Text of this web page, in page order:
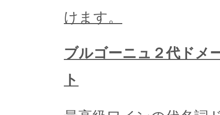
けます。
ブルゴーニュ２代ドメ
ト